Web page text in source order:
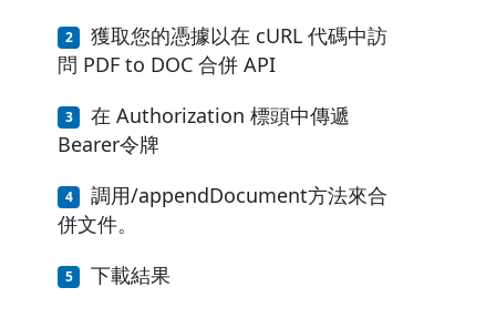
獲取您的憑據以在 cURL 代碼中訪
問 PDF to DOC 合併 API
在 Authorization 標頭中傳遞
Bearer令牌
調用/appendDocument方法來合
併文件。
下載結果